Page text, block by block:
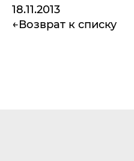
18.11.2013
Возврат к списку